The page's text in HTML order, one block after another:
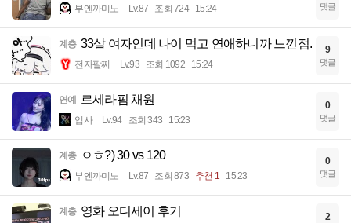
부엔까미노 Lv.87 조회 724 15:24 댓글
계층 33살 여자인데 나이 먹고 연애하니까 느낀점.
전자팔찌 Lv.93 조회 1092 15:24
9
댓글
연예 르세라핌 채원
입사 Lv.94 조회 343 15:23
0
댓글
계층 ㅇㅎ?) 30 vs 120
부엔까미노 Lv.87 조회 873 추천 1 15:23
0
댓글
계층 영화 오디세이 후기 2